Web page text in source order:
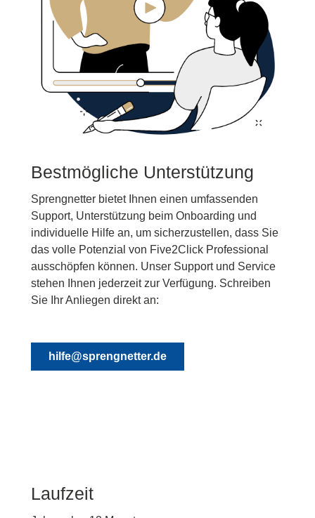
Bestmögliche Unterstützung
Sprengnetter bietet Ihnen einen umfassenden
Support, Unterstützung beim Onboarding und
individuelle Hilfe an, um sicherzustellen, dass Sie
das volle Potenzial von Five2Click Professional
ausschöpfen können. Unser Support und Service
stehen Ihnen jederzeit zur Verfügung. Schreiben
Sie Ihr Anliegen direkt an:
hilfe@sprengnetter.de
Laufzeit